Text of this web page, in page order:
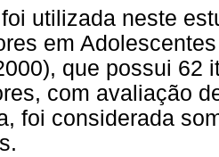
utilizada neste
em
que possui 62
com avaliação
foi considerada